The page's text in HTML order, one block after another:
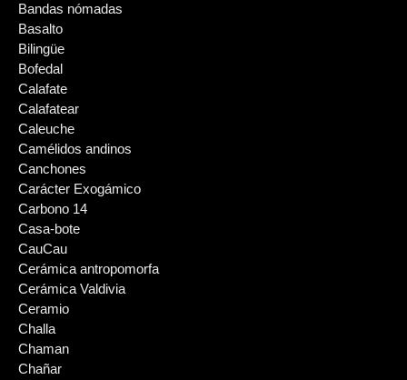
Bandas nómadas
Basalto
Bilingüe
Bofedal
Calafate
Calafatear
Caleuche
Camélidos andinos
Canchones
Carácter Exogámico
Carbono 14
Casa-bote
CauCau
Cerámica antropomorfa
Cerámica Valdivia
Ceramio
Challa
Chaman
Chañar